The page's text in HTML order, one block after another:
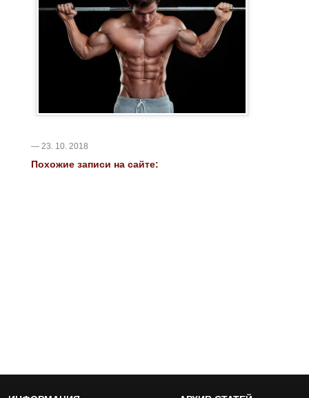
— 23. 10. 2018
Похожие записи на сайте: